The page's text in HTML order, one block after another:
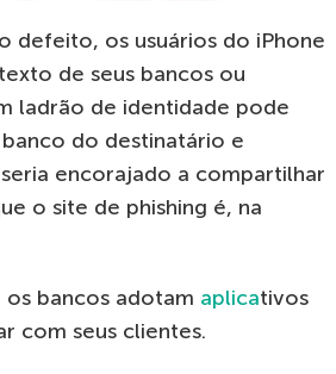
defeito, os usuários do iPhone
de seus bancos ou
ladrão de identidade pode
do destinatário e
encorajado a compartilhar
o site de phishing é, na
os bancos adotam aplicativos
com seus clientes.